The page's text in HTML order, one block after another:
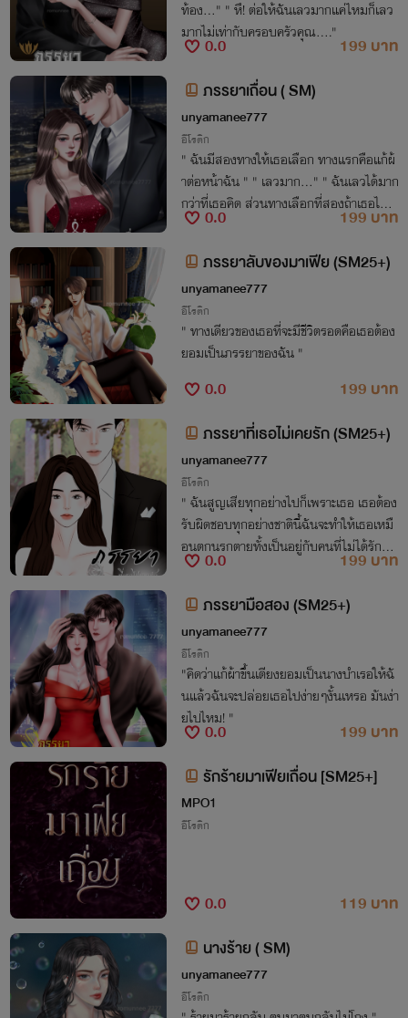
ท้อง..." " หึ! ต่อให้ฉันเลวมากแค่ไหมก็เลว
มากไม่เท่ากับครอบครัวคุณ...."
0.0
199 บาท
ภรรยาเถื่อน ( SM)
unyamanee777
อีโรติก
" ฉันมีสองทางให้เธอเลือก ทางแรกคือแก้ผ้
าต่อหน้าฉัน " " เลวมาก..." " ฉันเลวได้มาก
กว่าที่เธอคิด ส่วนทางเลือกที่สองถ้าเธอไม่ย
อมทำตามฉันจะยิงคนพวกนี้ทิ้งให้หมด...."
0.0
199 บาท
ภรรยาลับของมาเฟีย (SM25+)
unyamanee777
อีโรติก
" ทางเดียวของเธอที่จะมีชีวิตรอดคือเธอต้อง
ยอมเป็นภรรยาของฉัน "
0.0
199 บาท
ภรรยาที่เธอไม่เคยรัก (SM25+)
unyamanee777
อีโรติก
" ฉันสูญเสียทุกอย่างไปก็เพราะเธอ เธอต้อง
รับผิดชอบทุกอย่างชาตินี้ฉันจะทำให้เธอเหมื
อนตกนรกตายทั้งเป็นอยู่กับคนที่ไม่ได้รักมัน
จะเจ็บปวดมากแค่ไหน...."
0.0
199 บาท
ภรรยามือสอง (SM25+)
unyamanee777
อีโรติก
"คิดว่าแก้ผ้าขึ้นเตียงยอมเป็นนางบำเรอให้ฉั
นแล้วฉันจะปล่อยเธอไปง่ายๆงั้นเหรอ มันง่า
ยไปไหม! "
0.0
199 บาท
รักร้ายมาเฟียเถื่อน [SM25+]
MPO1
อีโรติก
0.0
119 บาท
นางร้าย ( SM)
unyamanee777
อีโรติก